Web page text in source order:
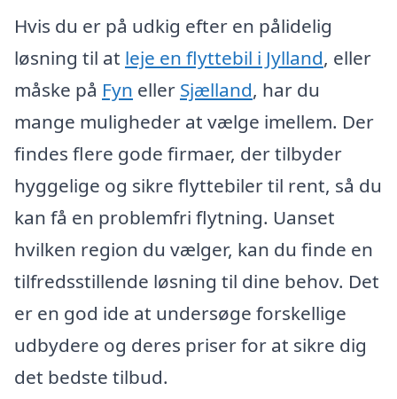
Hvis du er på udkig efter en pålidelig
løsning til at leje en flyttebil i Jylland, eller
måske på Fyn eller Sjælland, har du
mange muligheder at vælge imellem. Der
findes flere gode firmaer, der tilbyder
hyggelige og sikre flyttebiler til rent, så du
kan få en problemfri flytning. Uanset
hvilken region du vælger, kan du finde en
tilfredsstillende løsning til dine behov. Det
er en god ide at undersøge forskellige
udbydere og deres priser for at sikre dig
det bedste tilbud.